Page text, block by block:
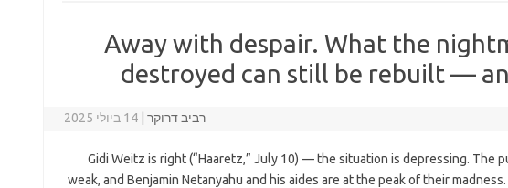
Away with despair. What the
destroyed can still be rebuilt —
רביב דרוקר 14 ביולי 2025
Gidi Weitz is right (“Haaretz,” July 10) — the situation is depressing. The
weak, and Benjamin Netanyahu and his aides are at the peak of their